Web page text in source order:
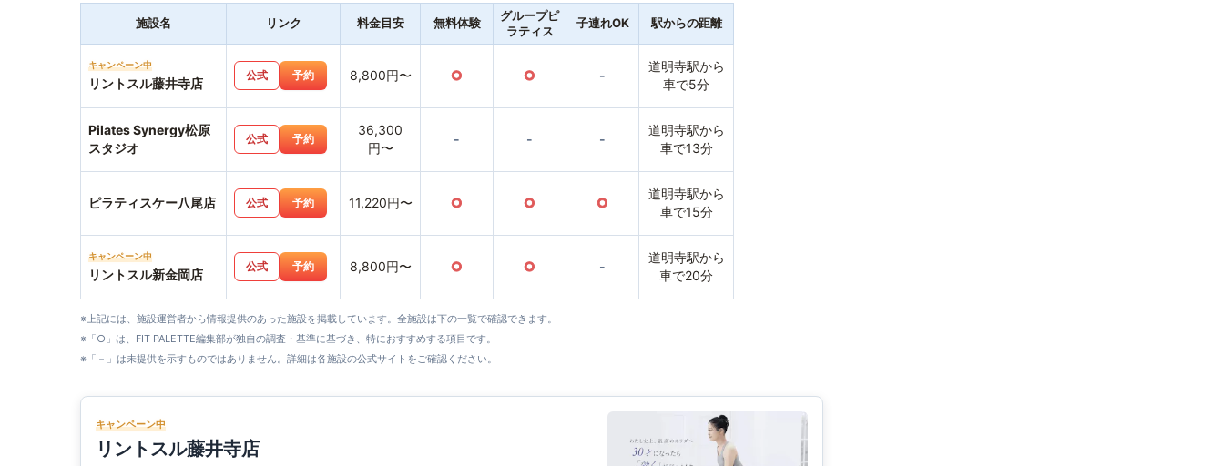
施設名 リンク 料金目安 無料体験
グループピ
ラティス
子連れOK 駅からの距離
キャンペーン中
リントスル藤井寺店
公式 予約 8,800円〜 ○ ○ -
道明寺駅から
車で5分
Pilates Synergy松原
スタジオ
公式 予約
36,300
円〜
- - -
道明寺駅から
車で13分
ピラティスケー八尾店 公式 予約 11,220円〜 ○ ○ ○
道明寺駅から
車で15分
キャンペーン中
リントスル新金岡店
公式 予約 8,800円〜 ○ ○ -
道明寺駅から
車で20分
※上記には、施設運営者から情報提供のあった施設を掲載しています。全施設は下の一覧で確認できます。
※「○」は、FIT PALETTE編集部が独自の調査・基準に基づき、特におすすめする項目です。
※「－」は未提供を示すものではありません。詳細は各施設の公式サイトをご確認ください。
キャンペーン中
リントスル藤井寺店